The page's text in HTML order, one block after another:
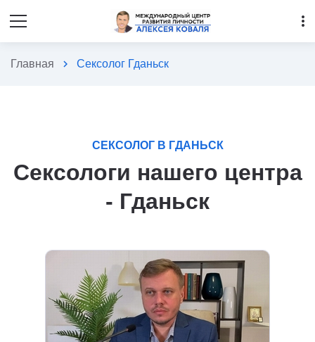
more_vert
Главная chevron_right Сексолог Гданьск
СЕКСОЛОГ В ГДАНЬСК
Сексологи нашего центра
- Гданьск